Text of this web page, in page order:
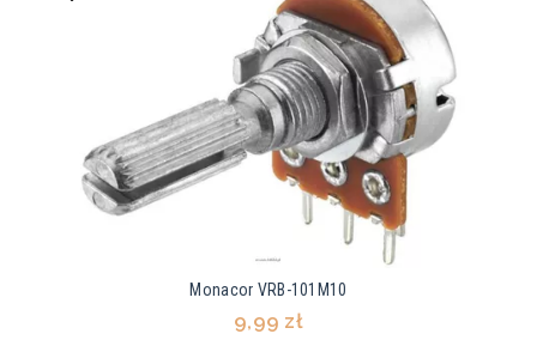
Monacor VRB-101M10
9,99 zł